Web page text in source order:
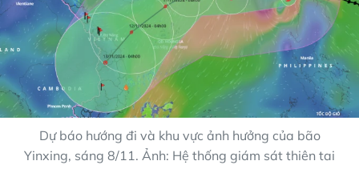
Dự báo hướng đi và khu vực ảnh hưởng của bão
Yinxing, sáng 8/11. Ảnh: Hệ thống giám sát thiên tai